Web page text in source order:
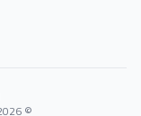
© 2026 Dlwaqty. جميع الحقوق محفوظة.